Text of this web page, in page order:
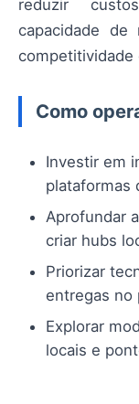
reduzir
capacidade
competitividade
Como
Investir em
plataformas
Aprofundar
criar hubs
Priorizar
entregas no
Explorar
locais e